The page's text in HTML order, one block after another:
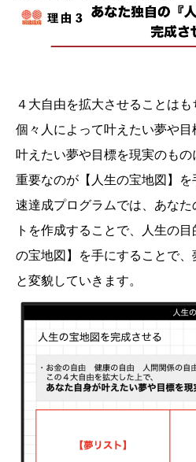
４大自由を拡大させることは
個々人によって叶えたい夢や
叶えたい夢や目標を現実のも
重要なのが【人生の宝地図】
速達成プログラムでは、あな
トを作成することで、人生の
の宝地図】を手にすることで
と変貌していきます。